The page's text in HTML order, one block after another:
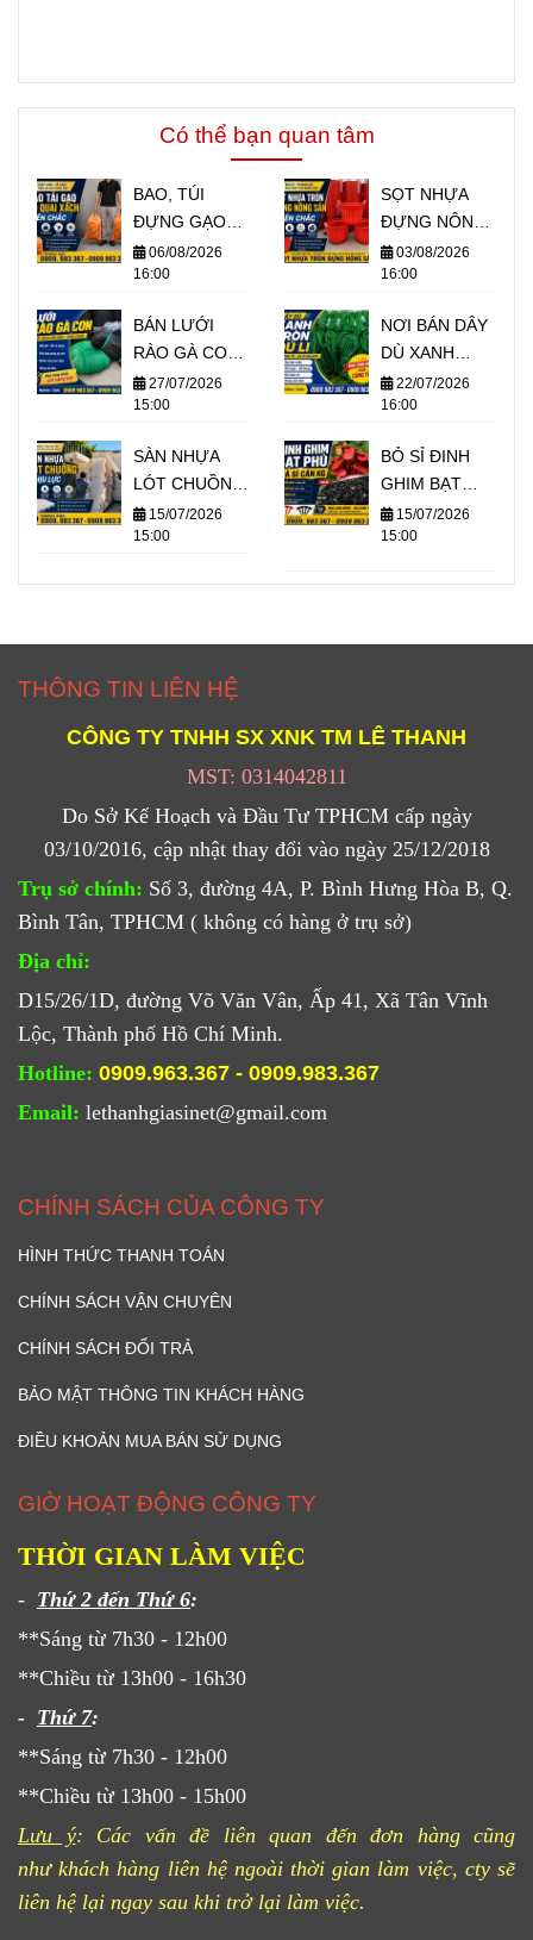
Có thể bạn quan tâm
BAO, TÚI
ĐỰNG GẠO
CÓ QUAI
XÁCH 5KG
TPHCM
06/08/2026
16:00
SỌT NHỰA
ĐỰNG NÔNG
SẢN GIÁ SỈ RẺ
TPHCM
03/08/2026
16:00
BÁN LƯỚI
RÀO GÀ CON
GIÁ SỈ CHO
TRẠI GÀ
27/07/2026
15:00
NƠI BÁN DÂY
DÙ XANH
TRÒN SỢI
NHỎ GIÁ BỎ
22/07/2026
16:00
SÀN NHỰA
LÓT CHUỒNG
CHỊU LỰC
TỐT GIÁ
15/07/2026
15:00
BỎ SỈ ĐINH
GHIM BẠT
PHỦ CỎ THEO
KÍ
15/07/2026
15:00
THÔNG TIN LIÊN HỆ
CÔNG TY TNHH SX XNK TM LÊ THANH
MST: 0314042811
Do Sở Kế Hoạch và Đầu Tư TPHCM cấp ngày
03/10/2016, cập nhật thay đổi vào ngày 25/12/2018
Trụ sở chính: Số 3, đường 4A, P. Bình Hưng Hòa B, Q.
Bình Tân, TPHCM ( không có hàng ở trụ sở)
Địa chỉ:
D15/26/1D, đường Võ Văn Vân, Ấp 41, Xã Tân Vĩnh
Lộc, Thành phố Hồ Chí Minh.
Hotline: 0909.963.367 - 0909.983.367
Email: lethanhgiasinet@gmail.com
CHÍNH SÁCH CỦA CÔNG TY
HÌNH THỨC THANH TOÁN
CHÍNH SÁCH VẬN CHUYÊN
CHÍNH SÁCH ĐỔI TRẢ
BẢO MẬT THÔNG TIN KHÁCH HÀNG
ĐIỀU KHOẢN MUA BÁN SỬ DỤNG
GIỜ HOẠT ĐỘNG CÔNG TY
THỜI GIAN LÀM VIỆC
- Thứ 2 đến Thứ 6:
**Sáng từ 7h30 - 12h00
**Chiều từ 13h00 - 16h30
- Thứ 7:
**Sáng từ 7h30 - 12h00
**Chiều từ 13h00 - 15h00
Lưu ý: Các vấn đề liên quan đến đơn hàng cũng
như khách hàng liên hệ ngoài thời gian làm việc, cty sẽ
liên hệ lại ngay sau khi trở lại làm việc.